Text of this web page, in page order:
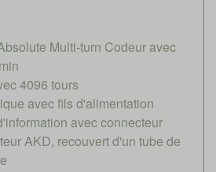
Multi-turn Codeur avec
4096 tours
avec fils d'alimentation
avec connecteur
AKD, recouvert d'un tube de